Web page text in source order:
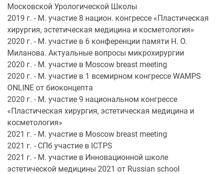
Московской Урологической Школы
2019 г. - М. участие 8 национ. конгрессе «Пластическая
хирургия, эстетическая медицина и косметология»
2020 г. - М. участие в 6 конференции памяти Н. О.
Миланова. Актуальные вопросы микрохирургии
2020 г. - М. участие в Moscow breast meeting
2020 г. - М. участие в 1 всемирном конгрессе WAMPS
ONLINE от биоконцепта
2020 г. - М. участие 9 национальном конгрессе
«Пластическая хирургия, эстетическая медицина и
косметология»
2021 г. - М. участие в Moscow breast meeting
2021 г. - СПб участие в ICTPS
2021 г. - М. участие в Инновационной школе
эстетической медицины 2021 от Russian school